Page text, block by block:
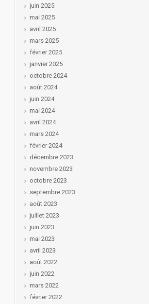
juin 2025
mai 2025
avril 2025
mars 2025
février 2025
janvier 2025
octobre 2024
août 2024
juin 2024
mai 2024
avril 2024
mars 2024
février 2024
décembre 2023
novembre 2023
octobre 2023
septembre 2023
août 2023
juillet 2023
juin 2023
mai 2023
avril 2023
août 2022
juin 2022
mars 2022
février 2022